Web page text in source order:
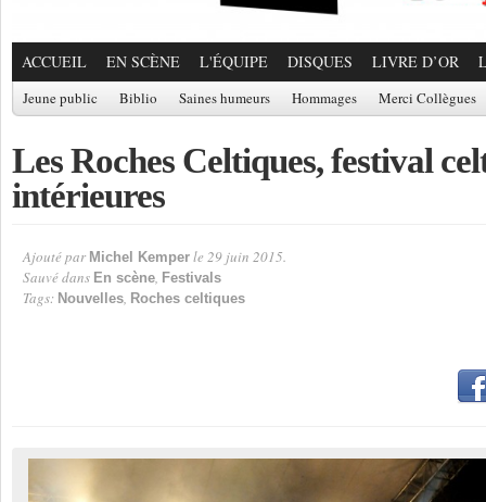
ACCUEIL EN SCÈNE L'ÉQUIPE DISQUES LIVRE D’OR
Jeune public Biblio Saines humeurs Hommages Merci Collègues
Les Roches Celtiques, festival
intérieures
Ajouté par Michel Kemper le 29 juin 2015.
Sauvé dans En scène, Festivals
Tags: Nouvelles, Roches celtiques